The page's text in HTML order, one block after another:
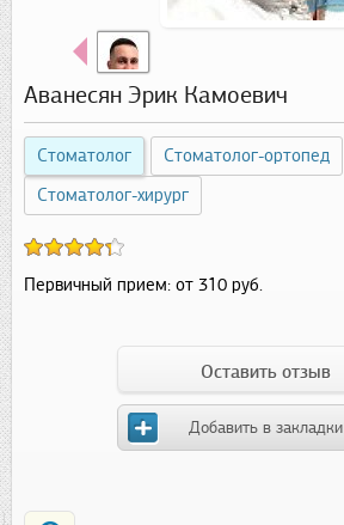
Аванесян Эрик Камоевич
Стоматолог
Стоматолог-ортопед
Стоматолог-хирург
Первичный прием: от 310 руб.
Оставить отзыв
Добавить в закладки